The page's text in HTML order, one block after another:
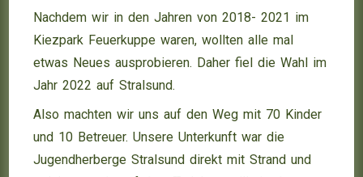
Nachdem wir in den Jahren von 2018- 2021 im
Kiezpark Feuerkuppe waren, wollten alle mal
etwas Neues ausprobieren. Daher fiel die Wahl im
Jahr 2022 auf Stralsund.
Also machten wir uns auf den Weg mit 70 Kinder
und 10 Betreuer. Unsere Unterkunft war die
Jugendherberge Stralsund direkt mit Strand und